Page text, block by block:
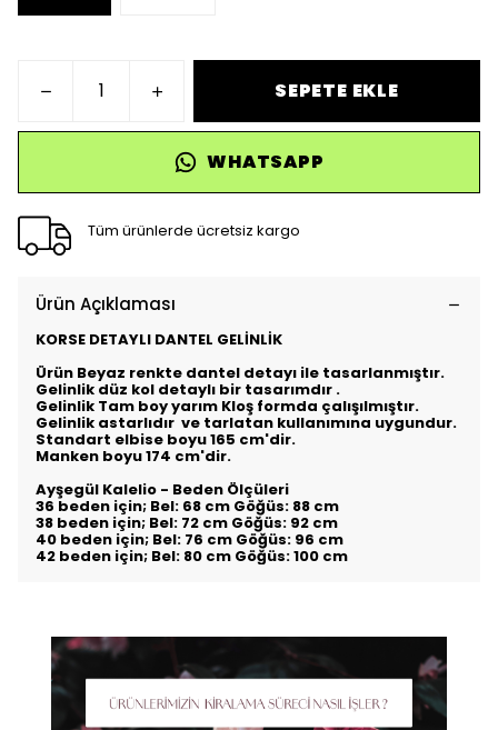
SEPETE EKLE
WHATSAPP
Tüm ürünlerde ücretsiz kargo
Ürün Açıklaması
KORSE DETAYLI DANTEL GELİNLİK
Ürün Beyaz renkte dantel detayı ile tasarlanmıştır.
Gelinlik düz kol detaylı bir tasarımdır .
Gelinlik Tam boy yarım Kloş formda çalışılmıştır.
Gelinlik astarlıdır ve tarlatan kullanımına uygundur.
Standart elbise boyu 165 cm'dir.
Manken boyu 174 cm'dir.
Ayşegül Kalelio - Beden Ölçüleri
36 beden için; Bel: 68 cm Göğüs: 88 cm
38 beden için; Bel: 72 cm Göğüs: 92 cm
40 beden için; Bel: 76 cm Göğüs: 96 cm
42 beden için; Bel: 80 cm Göğüs: 100 cm